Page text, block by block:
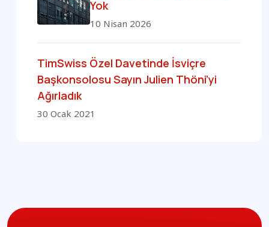
Yok
10 Nisan 2026
TimSwiss Özel Davetinde İsviçre
Başkonsolosu Sayın Julien Thöni’yi
Ağırladık
30 Ocak 2021